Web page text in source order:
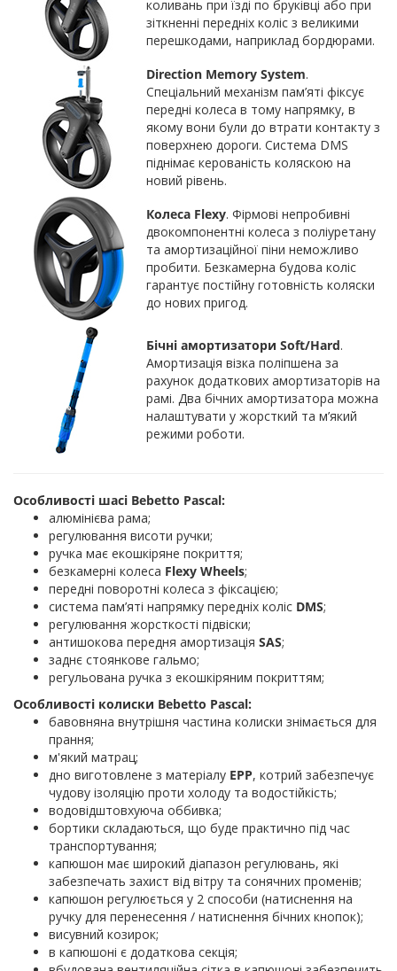
коливань при їзді по бруківці або при
зіткненні передніх коліс з великими
перешкодами, наприклад бордюрами.
Direction Memory System.
Спеціальний механізм пам’яті фіксує
передні колеса в тому напрямку, в
якому вони були до втрати контакту з
поверхнею дороги. Система DMS
піднімає керованість коляскою на
новий рівень.
Колеса Flexy. Фірмові непробивні
двокомпонентні колеса з поліуретану
та амортизаційної піни неможливо
пробити. Безкамерна будова коліс
гарантує постійну готовність коляски
до нових пригод.
Бічні амортизатори Soft/Hard.
Амортизація візка поліпшена за
рахунок додаткових амортизаторів на
рамі. Два бічних амортизатора можна
налаштувати у жорсткий та м’який
режими роботи.
Особливості шасі Bebetto Pascal:
алюмінієва рама;
регулювання висоти ручки;
ручка має екошкіряне покриття;
безкамерні колеса Flexy Wheels;
передні поворотні колеса з фіксацією;
система пам’яті напрямку передніх коліс DMS;
регулювання жорсткості підвіски;
антишокова передня амортизація SAS;
заднє стоянкове гальмо;
регульована ручка з екошкіряним покриттям;
Особливості колиски Bebetto Pascal:
бавовняна внутрішня частина колиски знімається для
прання;
м'який матрац;
дно виготовлене з матеріалу EPP, котрий забезпечує
чудову ізоляцію проти холоду та водостійкість;
водовідштовхуюча оббивка;
бортики складаються, що буде практично під час
транспортування;
капюшон має широкий діапазон регулювань, які
забезпечать захист від вітру та сонячних променів;
капюшон регулюється у 2 способи (натиснення на
ручку для перенесення / натиснення бічних кнопок);
висувний козирок;
в капюшоні є додаткова секція;